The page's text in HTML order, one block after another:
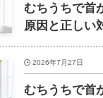
むちうちで首
原因と正しい
むちうちで首
2026年7月27日